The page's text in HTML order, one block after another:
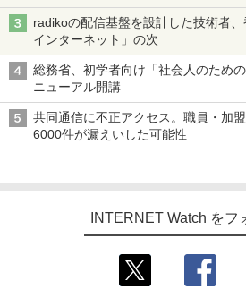
radikoの配信基盤を設計した技術者
インターネット」の次
総務省、初学者向け「社会人のため
ニューアル開講
共同通信に不正アクセス。職員・加
6000件が漏えいした可能性
INTERNET Watch をフ